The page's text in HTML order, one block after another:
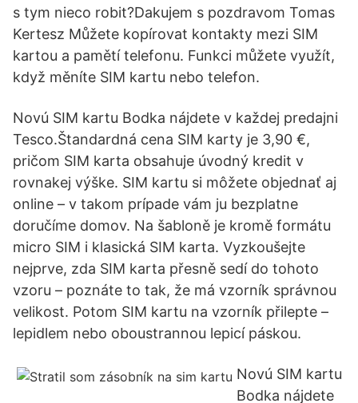
s tym nieco robit?Dakujem s pozdravom Tomas
Kertesz Můžete kopírovat kontakty mezi SIM
kartou a pamětí telefonu. Funkci můžete využít,
když měníte SIM kartu nebo telefon.
Novú SIM kartu Bodka nájdete v každej predajni
Tesco.Štandardná cena SIM karty je 3,90 €,
pričom SIM karta obsahuje úvodný kredit v
rovnakej výške. SIM kartu si môžete objednať aj
online – v takom prípade vám ju bezplatne
doručíme domov. Na šabloně je kromě formátu
micro SIM i klasická SIM karta. Vyzkoušejte
nejprve, zda SIM karta přesně sedí do tohoto
vzoru – poznáte to tak, že má vzorník správnou
velikost. Potom SIM kartu na vzorník přilepte –
lepidlem nebo oboustrannou lepicí páskou.
Novú SIM kartu
Bodka nájdete